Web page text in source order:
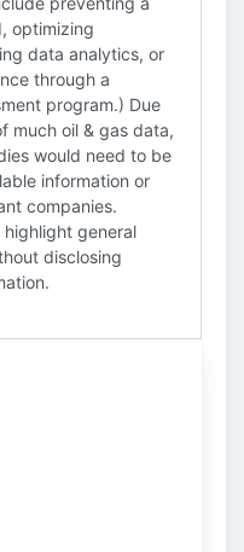
optimizing
data analytics, or
through a
program.) Due
much oil & gas data,
would need to be
information or
companies.
general
disclosing